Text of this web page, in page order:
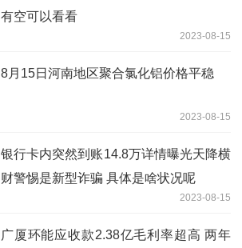
有空可以看看
2023-08-15
8月15日河南地区聚合氯化铝价格平稳
2023-08-15
银行卡内突然到账14.8万详情曝光天降横
财警惕是新型诈骗 具体是啥状况呢
2023-08-15
广厦环能应收款2.38亿毛利率超高 两年